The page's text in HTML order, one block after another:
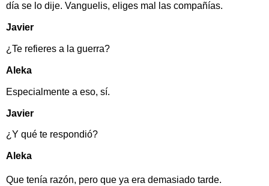
día se lo dije. Vanguelis, eliges mal las compañías.
Javier
¿Te refieres a la guerra?
Aleka
Especialmente a eso, sí.
Javier
¿Y qué te respondió?
Aleka
Que tenía razón, pero que ya era demasiado tarde.